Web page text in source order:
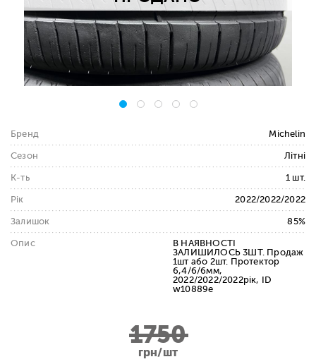
Бренд Michelin
Сезон Літні
К-ть 1 шт.
Рік 2022/2022/2022
Залишок 85%
Опис
В НАЯВНОСТІ
ЗАЛИШИЛОСЬ 3ШТ. Продаж
1шт або 2шт. Протектор
6,4/6/6мм,
2022/2022/2022рік, ID
w10889e
1750
грн/шт